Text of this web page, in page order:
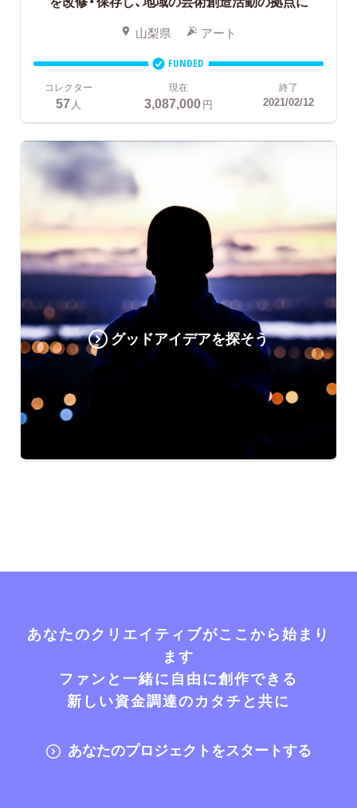
山梨県 アート
FUNDED
コレクター
57 人
現在
3,087,000円
終了
2021/02/12
グッドアイデアを探そう
あなたのクリエイティブがここから始まり
ます
ファンと一緒に自由に創作できる
新しい資金調達のカタチと共に
あなたのプロジェクトをスタートする